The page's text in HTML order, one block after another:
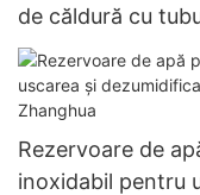
de căldură cu
refrigerare,
personalizabile
Rezervoare de
inoxidabil pentru